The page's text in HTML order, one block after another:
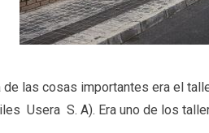
de las cosas importantes era el
Usera S. A). Era uno de los